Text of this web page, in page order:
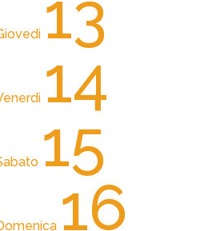
13
14
15
16